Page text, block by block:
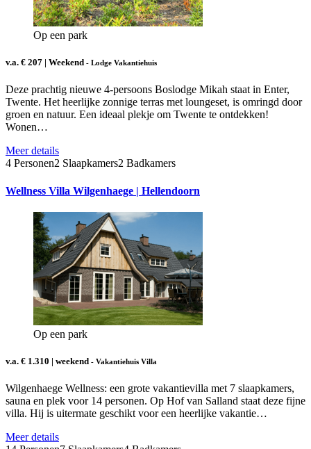
Op een park
v.a. € 207 | Weekend - Lodge Vakantiehuis
Deze prachtig nieuwe 4-persoons Boslodge Mikah staat in Enter,
Twente. Het heerlijke zonnige terras met loungeset, is omringd door
groen en natuur. Een ideaal plekje om Twente te ontdekken!
Wonen…
Meer details
4 Personen2 Slaapkamers2 Badkamers
Wellness Villa Wilgenhaege | Hellendoorn
Op een park
v.a. € 1.310 | weekend - Vakantiehuis Villa
Wilgenhaege Wellness: een grote vakantievilla met 7 slaapkamers,
sauna en plek voor 14 personen. Op Hof van Salland staat deze fijne
villa. Hij is uitermate geschikt voor een heerlijke vakantie…
Meer details